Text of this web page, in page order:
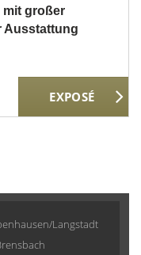
mit großer
Ausstattung
Langstadt